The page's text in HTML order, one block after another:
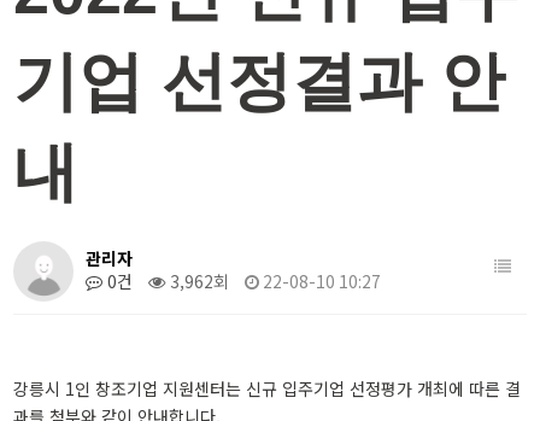
기업 선정결과 안
내
관리자
0건 3,962회 22-08-10 10:27
강릉시 1인 창조기업 지원센터는 신규 입주기업 선정평가 개최에 따른 결
과를 첨부와 같이 안내합니다.